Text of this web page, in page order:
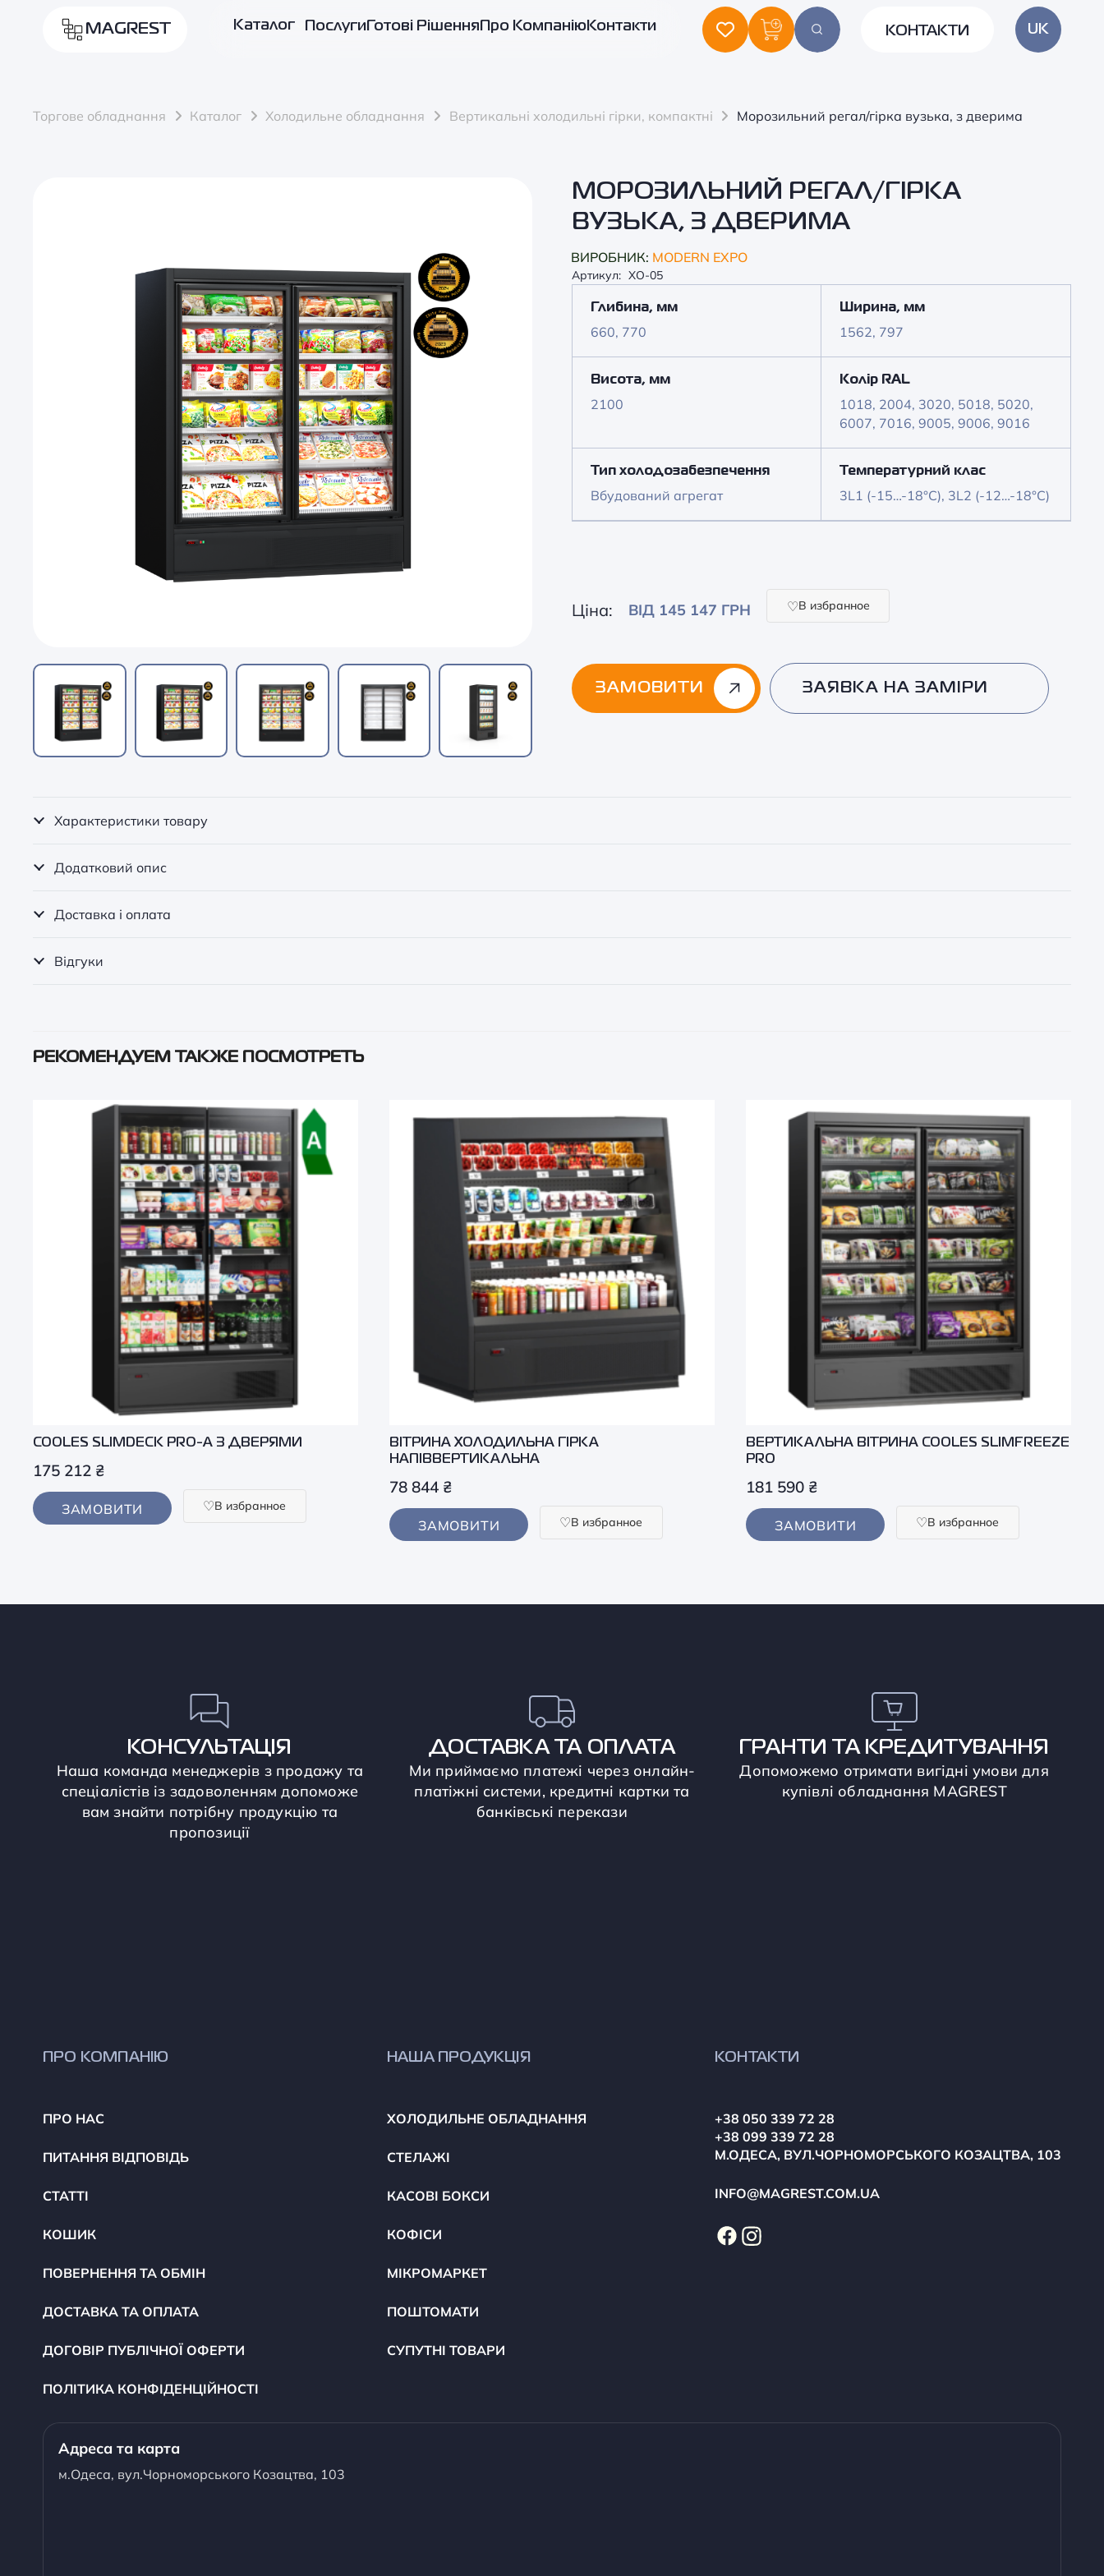
MAGREST Каталог ПослугиГотові Рішення Про КомпаніюКонтакти КОНТАКТИ UK
Торгове обладнання Каталог Холодильне обладнання Вертикальні холодильні гірки, компактні Морозильний регал/гірка вузька, з дверима
МОРОЗИЛЬНИЙ РЕГАЛ/ГІРКА
ВУЗЬКА, З ДВЕРИМА
ВИРОБНИК: MODERN EXPO
Артикул: ХО-05
Глибина, мм
660, 770
Ширина, мм
1562, 797
Висота, мм
2100
Колір RAL
1018, 2004, 3020, 5018, 5020,
6007, 7016, 9005, 9006, 9016
Тип холодозабезпечення
Вбудований агрегат
Температурний клас
3L1 (-15…-18°C), 3L2 (-12…-18°C)
Ціна: ВІД 145 147 ГРН В избранное
ЗАМОВИТИ ЗАЯВКА НА ЗАМІРИ
Характеристики товару
Додатковий опис
Доставка і оплата
Відгуки
РЕКОМЕНДУЕМ ТАКЖЕ ПОСМОТРЕТЬ
COOLES SLIMDECK PRO-А З ДВЕРЯМИ
175 212 ₴
ЗАМОВИТИ В избранное
ВІТРИНА ХОЛОДИЛЬНА ГІРКА
НАПІВВЕРТИКАЛЬНА
78 844 ₴
ЗАМОВИТИ В избранное
ВЕРТИКАЛЬНА ВІТРИНА COOLES SLIMFREEZE
PRO
181 590 ₴
ЗАМОВИТИ В избранное
КОНСУЛЬТАЦІЯ
Наша команда менеджерів з продажу та
спеціалістів із задоволенням допоможе
вам знайти потрібну продукцію та
пропозиції
ДОСТАВКА ТА ОПЛАТА
Ми приймаємо платежі через онлайн-
платіжні системи, кредитні картки та
банківські перекази
ГРАНТИ ТА КРЕДИТУВАННЯ
Допоможемо отримати вигідні умови для
купівлі обладнання MAGREST
ПРО КОМПАНІЮ
ПРО НАС
ПИТАННЯ ВІДПОВІДЬ
СТАТТІ
КОШИК
ПОВЕРНЕННЯ ТА ОБМІН
ДОСТАВКА ТА ОПЛАТА
ДОГОВІР ПУБЛІЧНОЇ ОФЕРТИ
ПОЛІТИКА КОНФІДЕНЦІЙНОСТІ
НАША ПРОДУКЦІЯ
ХОЛОДИЛЬНЕ ОБЛАДНАННЯ
СТЕЛАЖІ
КАСОВІ БОКСИ
КОФІСИ
МІКРОМАРКЕТ
ПОШТОМАТИ
СУПУТНІ ТОВАРИ
КОНТАКТИ
+38 050 339 72 28
+38 099 339 72 28
М.ОДЕСА, ВУЛ.ЧОРНОМОРСЬКОГО КОЗАЦТВА, 103
INFO@MAGREST.COM.UA
Адреса та карта
м.Одеса, вул.Чорноморського Козацтва, 103